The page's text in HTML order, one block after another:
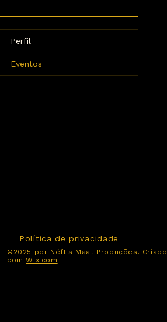
Perfil
Eventos
Política de privacidade
©2025 por Néftis Maat Produções. Criado
comWix.com